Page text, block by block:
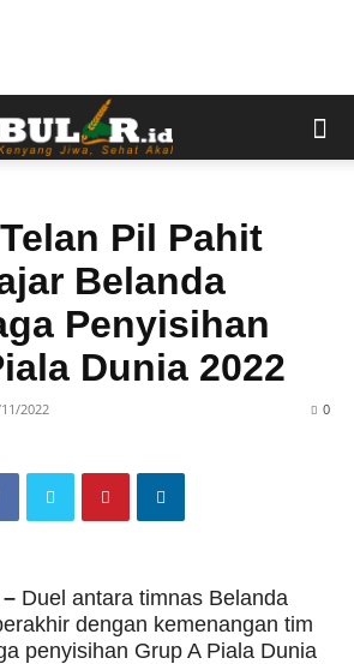
Pil Pahit
Belanda
Penyisihan
Dunia 2022
2022 0
Duel antara timnas Belanda
dengan kemenangan tim
penyisihan Grup A Piala Dunia